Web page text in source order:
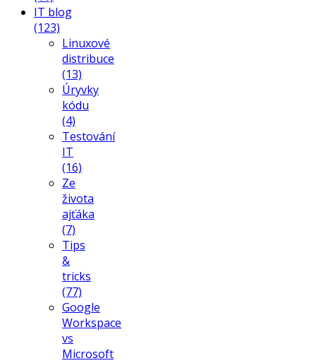
IT blog
(123)
Linuxové
distribuce
(13)
Úryvky
kódu
(4)
Testování
IT
(16)
Ze
života
ajťáka
(7)
Tips
&
tricks
(77)
Google
Workspace
vs
Microsoft